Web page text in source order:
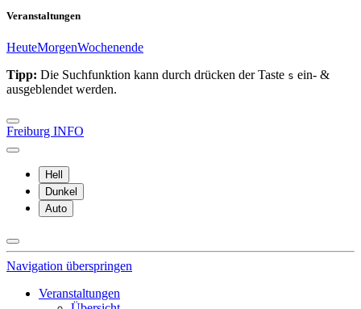
Veranstaltungen
HeuteMorgenWochenende
Tipp: Die Suchfunktion kann durch drücken der Taste s ein- &
ausgeblendet werden.
Freiburg INFO
Hell
Dunkel
Auto
Navigation überspringen
Veranstaltungen